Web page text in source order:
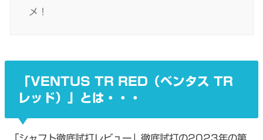
メ！
「VENTUS TR RED（ベンタス TR
レッド）」とは・・・
「シャフト徹底試打レビュー」徹底試打の2023年の第